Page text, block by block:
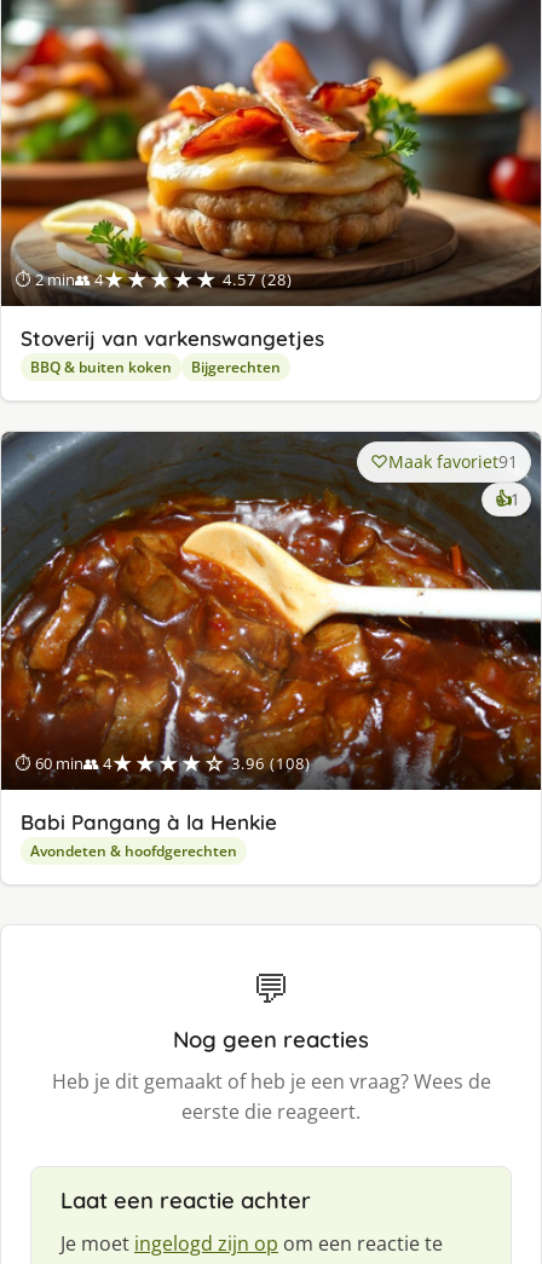
⏱ 2 min👥 4★★★★★ 4.57 (28)
Stoverij van varkenswangetjes
BBQ & buiten koken Bijgerechten
⏱ 60 min👥 4★★★★☆ 3.96 (108)
Maak favoriet91
👍1
Babi Pangang à la Henkie
Avondeten & hoofdgerechten
💬
Nog geen reacties
Heb je dit gemaakt of heb je een vraag? Wees de
eerste die reageert.
Laat een reactie achter
Je moet ingelogd zijn op om een reactie te